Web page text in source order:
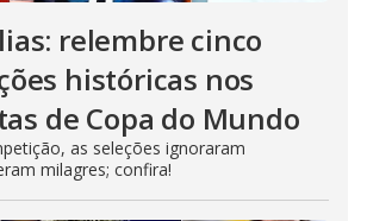
relembre cinco
históricas nos
de Copa do Mundo
as seleções ignoraram
milagres; confira!